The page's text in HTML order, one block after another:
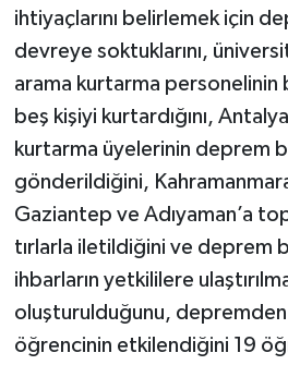
ihtiyaçlarını belirlemek için
devreye soktuklarını,
arama kurtarma
beş kişiyi kurtardığını,
kurtarma üyelerinin deprem
gönderildiğini,
Gaziantep ve Adıyaman’a
tırlarla iletildiğini ve deprem
ihbarların yetkililere
oluşturulduğunu,
öğrencinin etkilendiğini 19